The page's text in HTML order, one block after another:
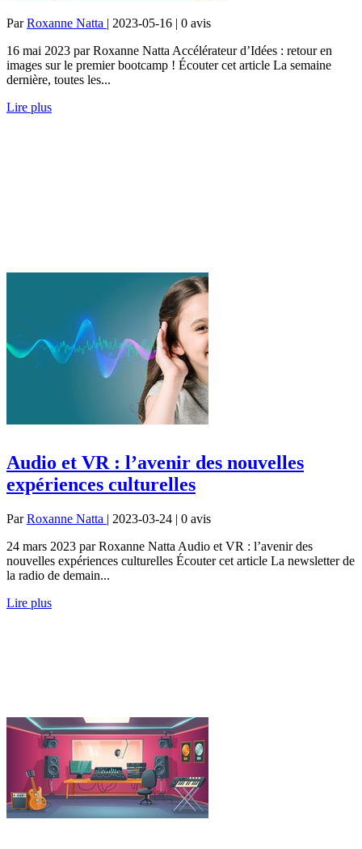
ParRoxanne Natta | 2023-05-16 | 0 avis
16 mai 2023 par Roxanne Natta Accélérateur d’Idées : retour en
images sur le premier bootcamp ! Écouter cet article La semaine
dernière, toutes les...
Lire plus
Audio et VR : l’avenir des nouvelles
expériences culturelles
ParRoxanne Natta | 2023-03-24 | 0 avis
24 mars 2023 par Roxanne Natta Audio et VR : l’avenir des
nouvelles expériences culturelles Écouter cet article La newsletter de
la radio de demain...
Lire plus